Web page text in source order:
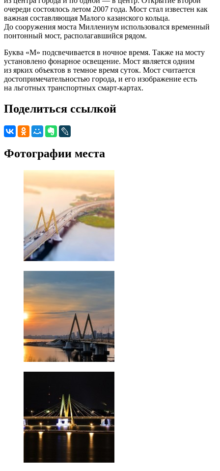
очереди состоялось летом 2007 года. Мост стал известен как
важная составляющая Малого казанского кольца.
До сооружения моста Миллениум использовался временный
понтонный мост, располагавшийся рядом.
Буква «М» подсвечивается в ночное время. Также на мосту
установлено фонарное освещение. Мост является одним
из ярких объектов в темное время суток. Мост считается
достопримечательностью города, и его изображение есть
на льготных транспортных смарт-картах.
Поделиться ссылкой
Фотографии места